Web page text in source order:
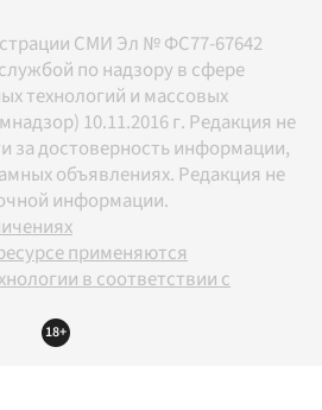
СМИ Эл № ФС77-67642
по надзору в сфере
технологий и массовых
10.11.2016 г. Редакция не
за достоверность информации,
объявлениях. Редакция не
информации.
применяются
в соответствии с
18+